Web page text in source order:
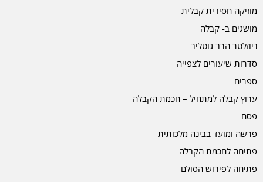
מוזיקה חסידית קבלית
מושגים ב- קבלה
ניוזלטר הרב גוטליב
סדרות שיעורים לצפייה
ספרים
ערוץ קבלה למתחיל – חכמת הקבלה
פסח
פרשה ומועד בבינה מלכותית
פתיחה לחכמת הקבלה
פתיחה לפירוש הסולם